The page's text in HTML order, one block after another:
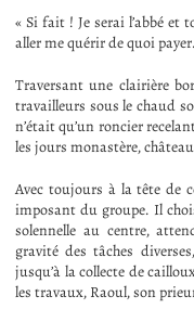
« Si fait ! Je serai l’abbé et
aller me quérir de quoi
Traversant une clairière
travailleurs sous le chaud
n’était qu’un roncier
les jours monastère,
Avec toujours à la tête de
imposant du groupe. Il
solennelle au centre,
gravité des tâches
jusqu’à la collecte de
les travaux, Raoul, son